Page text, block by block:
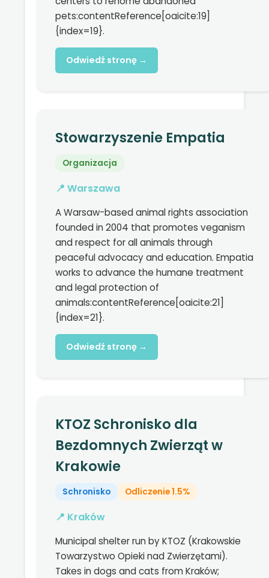
pets:contentReference[oaicite:19]
{index=19}.
Odwiedź stronę →
Stowarzyszenie Empatia
Organizacja
📍 Warszawa
A Warsaw-based animal rights association
founded in 2004 that promotes veganism
and respect for all animals through
peaceful advocacy and education. Empatia
works to advance the humane treatment
and legal protection of
animals:contentReference[oaicite:21]
{index=21}.
Odwiedź stronę →
KTOZ Schronisko dla
Bezdomnych Zwierząt w
Krakowie
Schronisko Odliczenie 1.5%
📍 Kraków
Municipal shelter run by KTOZ (Krakowskie
Towarzystwo Opieki nad Zwierzętami).
Takes in dogs and cats from Kraków;